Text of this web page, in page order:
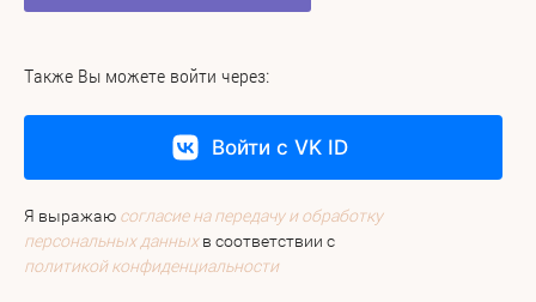
Также Вы можете войти через:
Войти с VK ID
Я выражаю согласие на передачу и обработку
персональных данныхв соответствии с
политикой конфиденциальности